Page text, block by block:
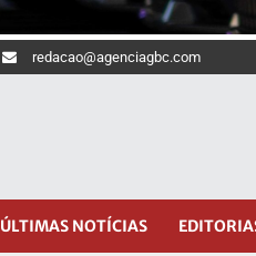
redacao@agenciagbc.com
ÚLTIMAS NOTÍCIAS